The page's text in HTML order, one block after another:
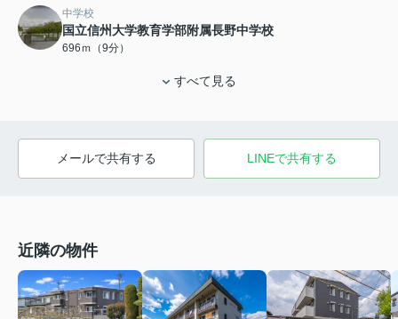
中学校
国立信州大学教育学部附属長野中学校
696ｍ（9分）
すべて見る
メールで共有する LINEで共有する
近隣の物件